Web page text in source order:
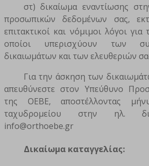
στ) δικαίωμα εναντίωσης
προσωπικών δεδομένων σας,
επιτακτικοί και νόμιμοι λόγοι για
οποίοι υπερισχύουν των
δικαιωμάτων και των ελευθεριών
Για την άσκηση των
απευθύνεστε στον Υπεύθυνο
της ΟΕΒΕ, αποστέλλοντας
ταχυδρομείου στην ηλ.
info@orthoebe.gr
Δικαίωμα καταγγελίας: